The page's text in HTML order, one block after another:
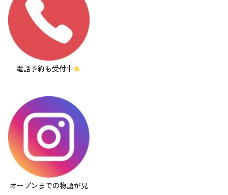
電話予約も受付中
オープンまでの物語が見